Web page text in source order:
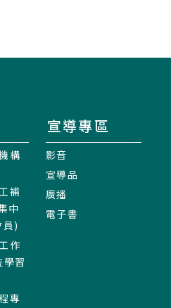
構
補
中
)
作
習
專
宣導專區
影音
宣導品
廣播
電子書